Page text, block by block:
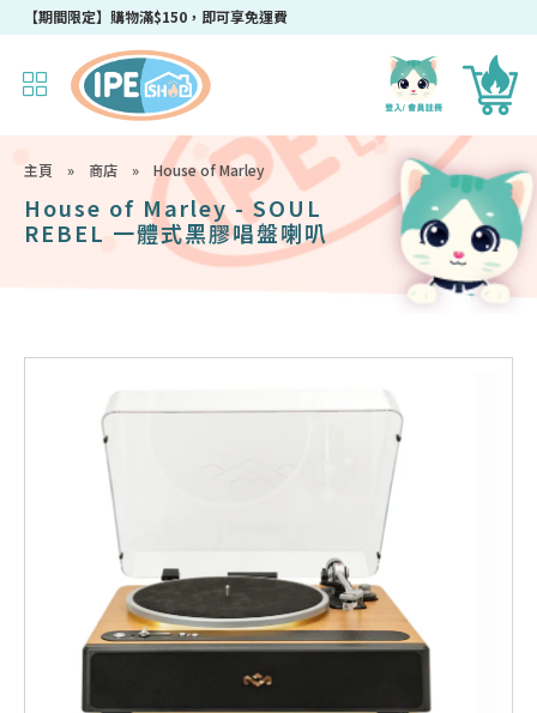
【期間限定】購物滿$150，即可享免運費
主頁 » 商店 » House of Marley
House of Marley - SOUL
REBEL 一體式黑膠唱盤喇叭